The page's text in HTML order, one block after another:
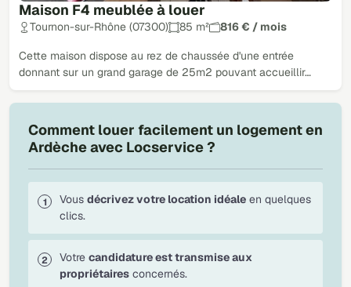
Maison F4 meublée à louer
Tournon-sur-Rhône (07300) 85 m² 816 € / mois
Cette maison dispose au rez de chaussée d'une entrée
donnant sur un grand garage de 25m2 pouvant accueillir…
Comment louer facilement un logement en
Ardèche avec Locservice ?
Vous décrivez votre location idéale en quelques
clics.
Votre candidature est transmise aux
propriétaires concernés.